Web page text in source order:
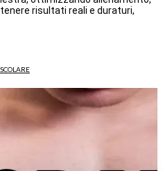
risultati reali e duraturi,